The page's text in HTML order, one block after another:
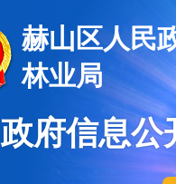
赫山区人民
林业局
政府信息公